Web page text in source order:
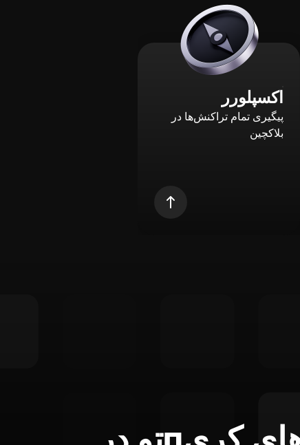
اکسپلورر
پیگیری تمام تراکنش‌ها در
بلاکچین